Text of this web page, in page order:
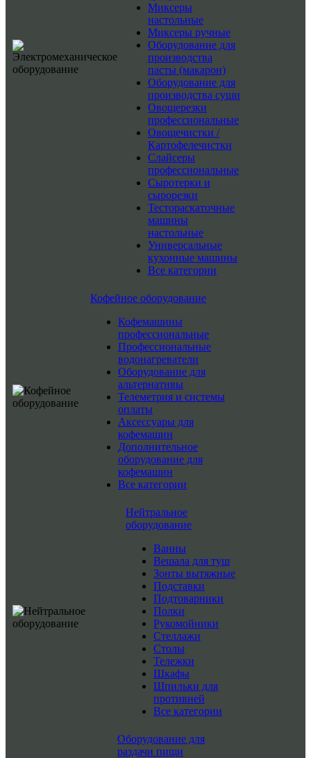
Миксеры
настольные
Миксеры ручные
Оборудование для
производства
пасты (макарон)
Оборудование для
производства суши
Овощерезки
профессиональные
Овощечистки /
Картофелечистки
Слайсеры
профессиональные
Сыротерки и
сырорезки
Тестораскаточные
машины
настольные
Универсальные
кухонные машины
Все категории
Кофейное оборудование
Кофемашины
профессиональные
Профессиональные
водонагреватели
Оборудование для
альтернативы
Телеметрия и системы
оплаты
Аксессуары для
кофемашин
Дополнительное
оборудование для
кофемашин
Все категории
Нейтральное
оборудование
Ванны
Вешала для туш
Зонты вытяжные
Подставки
Подтоварники
Полки
Рукомойники
Стеллажи
Столы
Тележки
Шкафы
Шпильки для
противней
Все категории
Оборудование для
раздачи пищи